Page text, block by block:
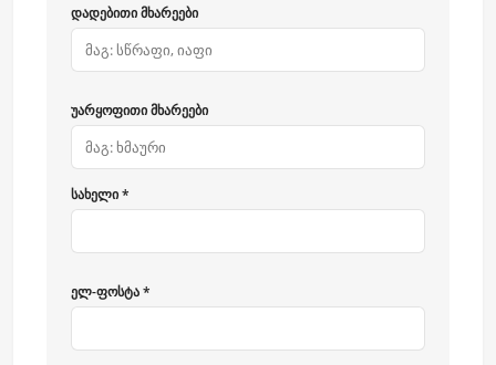
დადებითი მხარეები
უარყოფითი მხარეები
სახელი *
ელ-ფოსტა *